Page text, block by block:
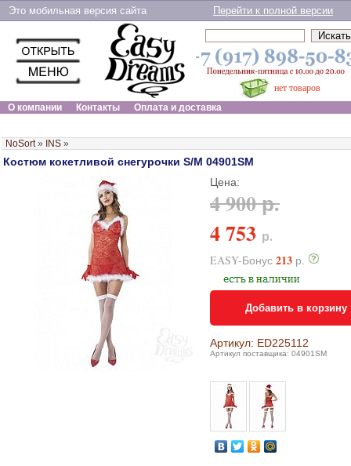
Это мобильная версия сайта Перейти к полной версии
нет товаров
О компании
Контакты Оплата и доставка
NoSort» INS »
Костюм кокетливой снегурочки S/M 04901SM
Цена:
4 900 р.
4 753 р.
EASY-Бонус 213 р.
Добавить в корзину
Артикул: ED225112
Артикул поставщика: 04901SM